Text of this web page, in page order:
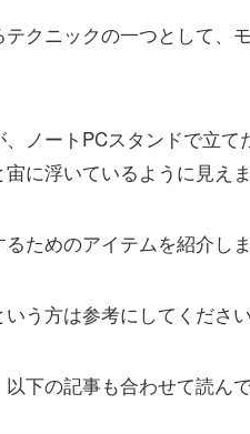
クニックの一つとして、
ノートPCスタンドで立て
に浮いているように見えま
ためのアイテムを紹介しま
う方は参考にしてください
下の記事も合わせて読んで